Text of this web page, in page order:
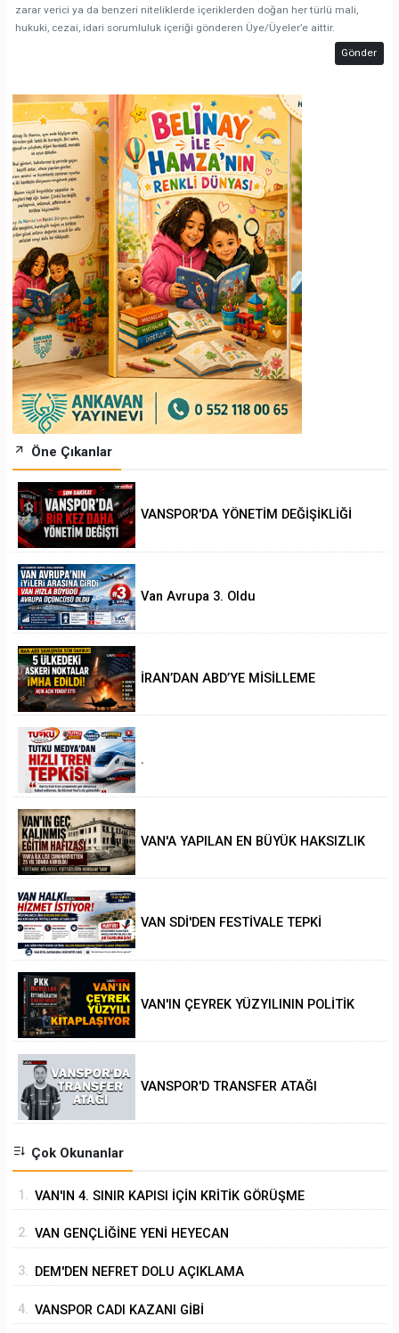
zarar verici ya da benzeri niteliklerde içeriklerden doğan her türlü mali,
hukuki, cezai, idari sorumluluk içeriği gönderen Üye/Üyeler’e aittir.
Gönder
Öne Çıkanlar
VANSPOR'DA YÖNETİM DEĞİŞİKLİĞİ
Van Avrupa 3. Oldu
İRAN’DAN ABD’YE MİSİLLEME
.
VAN'A YAPILAN EN BÜYÜK HAKSIZLIK
VAN SDİ'DEN FESTİVALE TEPKİ
VAN'IN ÇEYREK YÜZYILININ POLİTİK
VANSPOR'D TRANSFER ATAĞI
Çok Okunanlar
1. VAN'IN 4. SINIR KAPISI İÇİN KRİTİK GÖRÜŞME
2. VAN GENÇLİĞİNE YENİ HEYECAN
3. DEM'DEN NEFRET DOLU AÇIKLAMA
4. VANSPOR CADI KAZANI GİBİ